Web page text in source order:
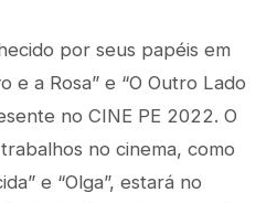
por seus papéis em
e a Rosa” e “O Outro Lado
no CINE PE 2022. O
no cinema, como
e “Olga”, estará no